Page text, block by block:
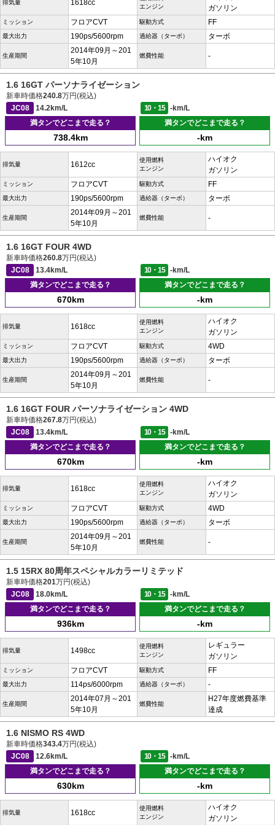
排気量 1618cc
エンジン
ガソリン
ミッション フロアCVT 駆動方式 FF
最大出力 190ps/5600rpm 過給器（ターボ） ターボ
生産期間
2014年09月～201
5年10月
燃費性能 -
1.6 16GT パーソナライゼーション
新車時価格240.8万円(税込)
JC08
14.2km/L 10・15
-km/L
満タンでどこまで走る？
738.4km
満タンでどこまで走る？
-km
排気量 1612cc
使用燃料
エンジン
ハイオク
ガソリン
ミッション フロアCVT 駆動方式 FF
最大出力 190ps/5600rpm 過給器（ターボ） ターボ
生産期間
2014年09月～201
5年10月
燃費性能 -
1.6 16GT FOUR 4WD
新車時価格260.8万円(税込)
JC08
13.4km/L 10・15
-km/L
満タンでどこまで走る？
670km
満タンでどこまで走る？
-km
排気量 1618cc
使用燃料
エンジン
ハイオク
ガソリン
ミッション フロアCVT 駆動方式 4WD
最大出力 190ps/5600rpm 過給器（ターボ） ターボ
生産期間
2014年09月～201
5年10月
燃費性能 -
1.6 16GT FOUR パーソナライゼーション 4WD
新車時価格267.8万円(税込)
JC08
13.4km/L 10・15
-km/L
満タンでどこまで走る？
670km
満タンでどこまで走る？
-km
排気量 1618cc
使用燃料
エンジン
ハイオク
ガソリン
ミッション フロアCVT 駆動方式 4WD
最大出力 190ps/5600rpm 過給器（ターボ） ターボ
生産期間
2014年09月～201
5年10月
燃費性能 -
1.5 15RX 80周年スペシャルカラーリミテッド
新車時価格201万円(税込)
JC08
18.0km/L 10・15
-km/L
満タンでどこまで走る？
936km
満タンでどこまで走る？
-km
排気量 1498cc
使用燃料
エンジン
レギュラー
ガソリン
ミッション フロアCVT 駆動方式 FF
最大出力 114ps/6000rpm 過給器（ターボ） -
生産期間
2014年07月～201
5年10月
燃費性能
H27年度燃費基準
達成
1.6 NISMO RS 4WD
新車時価格343.4万円(税込)
JC08
12.6km/L 10・15
-km/L
満タンでどこまで走る？
630km
満タンでどこまで走る？
-km
排気量 1618cc
使用燃料
エンジン
ハイオク
ガソリン